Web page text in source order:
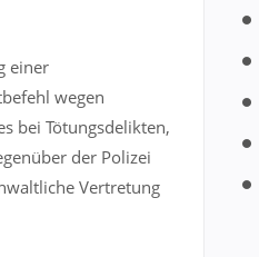
einer
wegen
bei Tötungsdelikten,
der Polizei
Vertretung